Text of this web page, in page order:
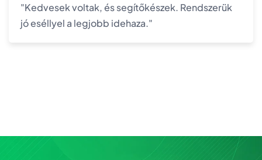
"Kedvesek voltak, és segítőkészek. Rendszerük
jó eséllyel a legjobb idehaza."